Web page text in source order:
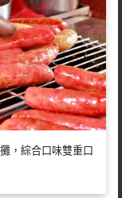
，綜合口味雙重口